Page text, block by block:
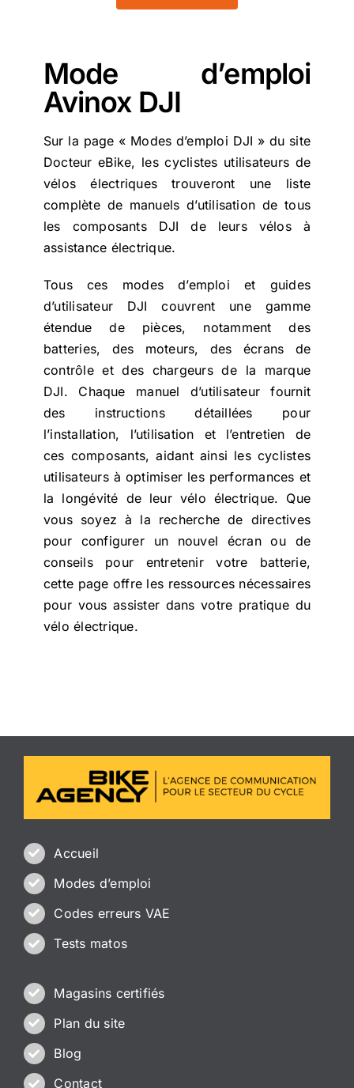
Mode d’emploi
Avinox DJI
Sur la page « Modes d’emploi DJI » du site
Docteur eBike, les cyclistes utilisateurs de
vélos électriques trouveront une liste
complète de manuels d’utilisation de tous
les composants DJI de leurs vélos à
assistance électrique.
Tous ces modes d’emploi et guides
d’utilisateur DJI couvrent une gamme
étendue de pièces, notamment des
batteries, des moteurs, des écrans de
contrôle et des chargeurs de la marque
DJI. Chaque manuel d’utilisateur fournit
des instructions détaillées pour
l’installation, l’utilisation et l’entretien de
ces composants, aidant ainsi les cyclistes
utilisateurs à optimiser les performances et
la longévité de leur vélo électrique. Que
vous soyez à la recherche de directives
pour configurer un nouvel écran ou de
conseils pour entretenir votre batterie,
cette page offre les ressources nécessaires
pour vous assister dans votre pratique du
vélo électrique.
Accueil
Modes d’emploi
Codes erreurs VAE
Tests matos
Magasins certifiés
Plan du site
Blog
Contact